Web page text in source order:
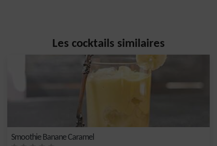
Les cocktails similaires
Smoothie Banane Caramel